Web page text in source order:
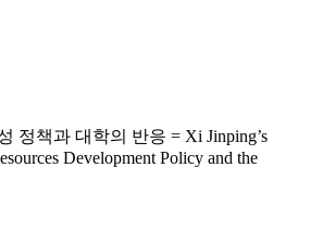
정책과 대학의 반응 = Xi Jinping’s
Development Policy and the